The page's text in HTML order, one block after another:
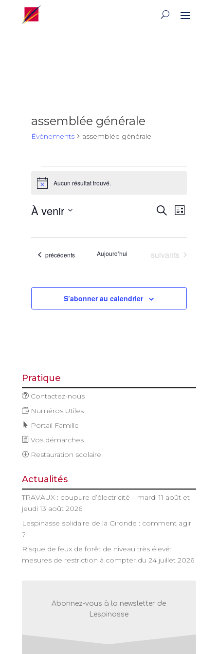
assemblée générale
Évènements assemblée générale
NoticeAucun résultat trouvé.
vues
Recherche
de
Liste
À venir
Évènements
précédents Aujourd’hui Évènements
suivants
S’abonner au calendrier
Pratique
Contactez-nous
Numéros Utiles
Portail Famille
Vos démarches
Restauration scolaire
Actualités
TRAVAUX : coupure d’électricité – mardi 11 août et
jeudi 13 août 2026
Lespinasse solidaire de la Gironde : comment agir
?
Risque de feux de forêt de niveau très élevé:
mesures de restriction à compter du 24 juillet 2026
Abonnez-vous à la newsletter de
Lespinasse